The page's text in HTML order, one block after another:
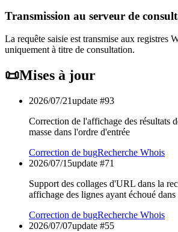
Transmission au serveur de
La requête saisie est transmise aux registres
uniquement à titre de consultation.
📜Mises à jour
2026/07/21update #93
Correction de l'affichage des résultats
masse dans l'ordre d'entrée
Correction de bugRecherche Whois
2026/07/15update #71
Support des collages d'URL dans la
affichage des lignes ayant échoué dans
Correction de bugRecherche Whois
2026/07/07update #55